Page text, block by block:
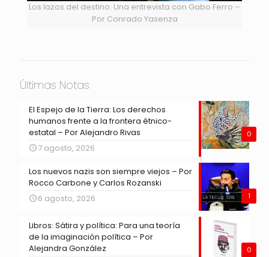
Los lazos del destino: Una entrevista con Gabo Ferro –
Por Conrado Yasenza
Últimas Notas
0
El Espejo de la Tierra: Los derechos
humanos frente a la frontera étnico-
estatal – Por Alejandro Rivas
7 agosto, 2026
1
Los nuevos nazis son siempre viejos – Por
Rocco Carbone y Carlos Rozanski
6 agosto, 2026
0
Libros: Sátira y política: Para una teoría
de la imaginación política – Por
Alejandra González